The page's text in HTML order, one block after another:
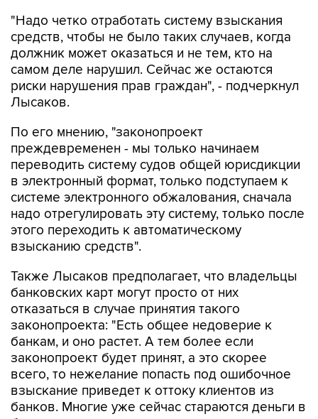
"Надо четко отработать систему взыскания
средств, чтобы не было таких случаев, когда
должник может оказаться и не тем, кто на
самом деле нарушил. Сейчас же остаются
риски нарушения прав граждан", - подчеркнул
Лысаков.
По его мнению, "законопроект
преждевременен - мы только начинаем
переводить систему судов общей юрисдикции
в электронный формат, только подступаем к
системе электронного обжалования, сначала
надо отрегулировать эту систему, только после
этого переходить к автоматическому
взысканию средств".
Также Лысаков предполагает, что владельцы
банковских карт могут просто от них
отказаться в случае принятия такого
законопроекта: "Есть общее недоверие к
банкам, и оно растет. А тем более если
законопроект будет принят, а это скорее
всего, то нежелание попасть под ошибочное
взыскание приведет к оттоку клиентов из
банков. Многие уже сейчас стараются деньги в